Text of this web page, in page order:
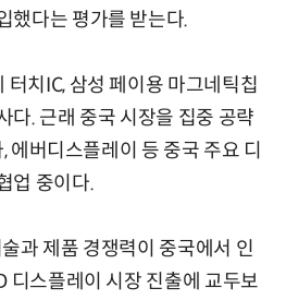
했다는 평가를 받는다.
치IC, 삼성 페이용 마그네틱칩
다. 근래 중국 시장을 집중 공략
에버디스플레이 등 중국 주요 디
업 중이다.
과 제품 경쟁력이 중국에서 인
디스플레이 시장 진출에 교두보